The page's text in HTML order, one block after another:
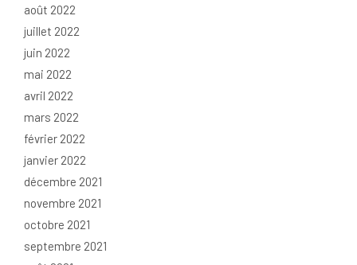
août 2022
juillet 2022
juin 2022
mai 2022
avril 2022
mars 2022
février 2022
janvier 2022
décembre 2021
novembre 2021
octobre 2021
septembre 2021